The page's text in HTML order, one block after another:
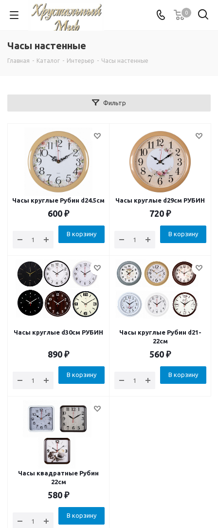
0
Часы настенные
Главная - Каталог - Интерьер - Часы настенные
Фильтр
Часы круглые Рубин d24.5см
600 ₽
В корзину
Часы круглые d29см РУБИН
720 ₽
В корзину
Часы круглые d30см РУБИН
890 ₽
В корзину
Часы круглые Рубин d21-
22см
560 ₽
В корзину
Часы квадратные Рубин
22см
580 ₽
В корзину